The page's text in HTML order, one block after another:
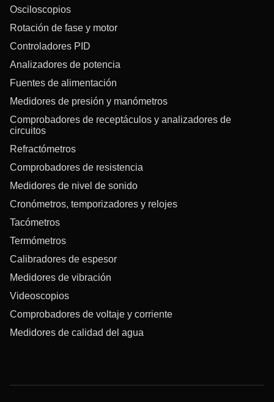
Osciloscopios
Rotación de fase y motor
Controladores PID
Analizadores de potencia
Fuentes de alimentación
Medidores de presión y manómetros
Comprobadores de receptáculos y analizadores de
circuitos
Refractómetros
Comprobadores de resistencia
Medidores de nivel de sonido
Cronómetros, temporizadores y relojes
Tacómetros
Termómetros
Calibradores de espesor
Medidores de vibración
Videoscopios
Comprobadores de voltaje y corriente
Medidores de calidad del agua